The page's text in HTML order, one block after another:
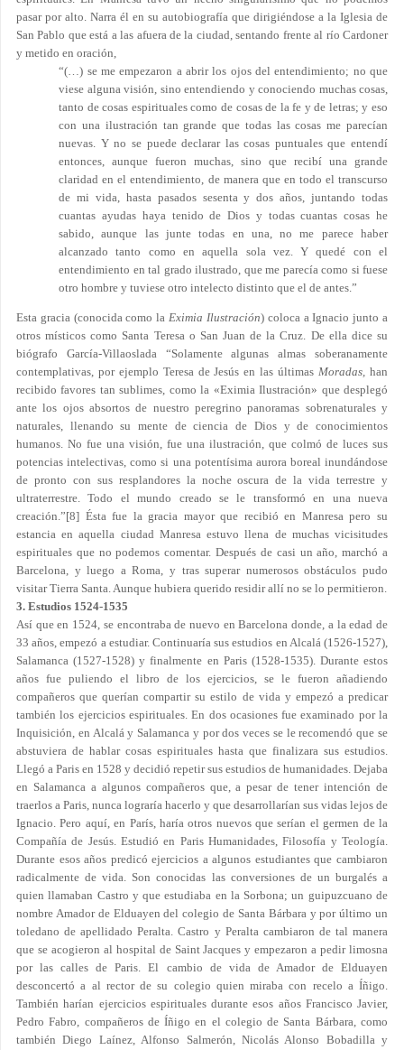
pasar por alto. Narra él en su autobiografía que dirigiéndose a la Iglesia de
San Pablo que está a las afuera de la ciudad, sentando frente al río Cardoner
y metido en oración,
“(…) se me empezaron a abrir los ojos del entendimiento; no que
viese alguna visión, sino entendiendo y conociendo muchas cosas,
tanto de cosas espirituales como de cosas de la fe y de letras; y eso
con una ilustración tan grande que todas las cosas me parecían
nuevas. Y no se puede declarar las cosas puntuales que entendí
entonces, aunque fueron muchas, sino que recibí una grande
claridad en el entendimiento, de manera que en todo el transcurso
de mi vida, hasta pasados sesenta y dos años, juntando todas
cuantas ayudas haya tenido de Dios y todas cuantas cosas he
sabido, aunque las junte todas en una, no me parece haber
alcanzado tanto como en aquella sola vez. Y quedé con el
entendimiento en tal grado ilustrado, que me parecía como si fuese
otro hombre y tuviese otro intelecto distinto que el de antes.”
Esta gracia (conocida como laEximia Ilustración) coloca a Ignacio junto a
otros místicos como Santa Teresa o San Juan de la Cruz. De ella dice su
biógrafo García-Villaoslada “Solamente algunas almas soberanamente
contemplativas, por ejemplo Teresa de Jesús en las últimasMoradas,han
recibido favores tan sublimes, como la «Eximia Ilustración» que desplegó
ante los ojos absortos de nuestro peregrino panoramas sobrenaturales y
naturales, llenando su mente de ciencia de Dios y de conocimientos
humanos. No fue una visión, fue una ilustración, que colmó de luces sus
potencias intelectivas, como si una potentísima aurora boreal inundándose
de pronto con sus resplandores la noche oscura de la vida terrestre y
ultraterrestre. Todo el mundo creado se le transformó en una nueva
creación.”[8] Ésta fue la gracia mayor que recibió en Manresa pero su
estancia en aquella ciudad Manresa estuvo llena de muchas vicisitudes
espirituales que no podemos comentar. Después de casi un año, marchó a
Barcelona, y luego a Roma, y tras superar numerosos obstáculos pudo
visitar Tierra Santa. Aunque hubiera querido residir allí no se lo permitieron.
3. Estudios 1524-1535
Así que en 1524, se encontraba de nuevo en Barcelona donde, a la edad de
33 años, empezó a estudiar. Continuaría sus estudios en Alcalá (1526-1527),
Salamanca (1527-1528) y finalmente en Paris (1528-1535). Durante estos
años fue puliendo el libro de los ejercicios, se le fueron añadiendo
compañeros que querían compartir su estilo de vida y empezó a predicar
también los ejercicios espirituales. En dos ocasiones fue examinado por la
Inquisición, en Alcalá y Salamanca y por dos veces se le recomendó que se
abstuviera de hablar cosas espirituales hasta que finalizara sus estudios.
Llegó a Paris en 1528 y decidió repetir sus estudios de humanidades. Dejaba
en Salamanca a algunos compañeros que, a pesar de tener intención de
traerlos a Paris, nunca lograría hacerlo y que desarrollarían sus vidas lejos de
Ignacio. Pero aquí, en París, haría otros nuevos que serían el germen de la
Compañía de Jesús. Estudió en Paris Humanidades, Filosofía y Teología.
Durante esos años predicó ejercicios a algunos estudiantes que cambiaron
radicalmente de vida. Son conocidas las conversiones de un burgalés a
quien llamaban Castro y que estudiaba en la Sorbona; un guipuzcuano de
nombre Amador de Elduayen del colegio de Santa Bárbara y por último un
toledano de apellidado Peralta. Castro y Peralta cambiaron de tal manera
que se acogieron al hospital de Saint Jacques y empezaron a pedir limosna
por las calles de Paris. El cambio de vida de Amador de Elduayen
desconcertó a al rector de su colegio quien miraba con recelo a Íñigo.
También harían ejercicios espirituales durante esos años Francisco Javier,
Pedro Fabro, compañeros de Íñigo en el colegio de Santa Bárbara, como
también Diego Laínez, Alfonso Salmerón, Nicolás Alonso Bobadilla y